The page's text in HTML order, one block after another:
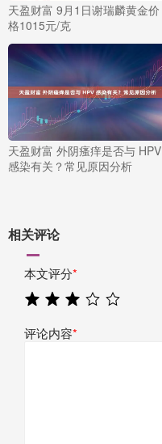
天盈财富 9月1日谢瑞麟黄金价
格1015元/克
天盈财富 外阴瘙痒是否与 HPV
感染有关？常见原因分析
相关评论
本文评分*
评论内容*